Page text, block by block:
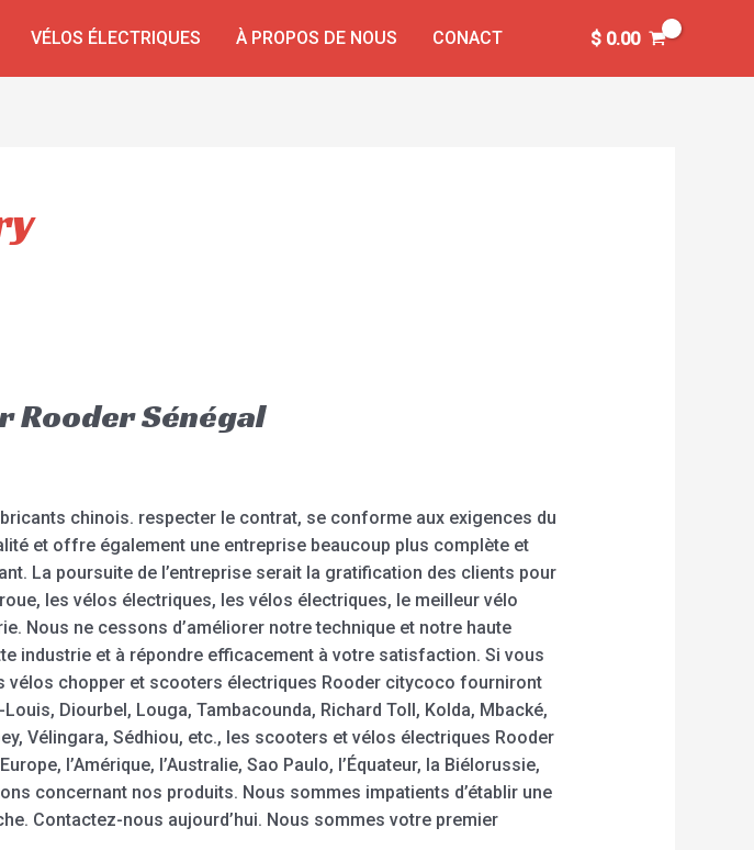
VÉLOS ÉLECTRIQUES À PROPOS DE NOUS CONACT $0.00
Rooder Sénégal
chinois. respecter le contrat, se conforme aux exigences du
et offre également une entreprise beaucoup plus complète et
La poursuite de l’entreprise serait la gratification des clients pour
les vélos électriques, les vélos électriques, le meilleur vélo
Nous ne cessons d’améliorer notre technique et notre haute
industrie et à répondre efficacement à votre satisfaction. Si vous
vélos chopper et scooters électriques Rooder citycoco fourniront
Diourbel, Louga, Tambacounda, Richard Toll, Kolda, Mbacké,
Vélingara, Sédhiou, etc., les scooters et vélos électriques Rooder
l’Amérique, l’Australie, Sao Paulo, l’Équateur, la Biélorussie,
concernant nos produits. Nous sommes impatients d’établir une
Contactez-nous aujourd’hui. Nous sommes votre premier